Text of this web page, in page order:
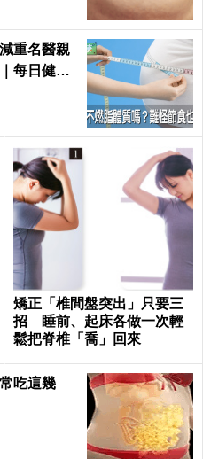
重名醫親
每日健康
矯正「椎間盤突出」只要三
招 睡前、起床各做一次輕
鬆把脊椎「喬」回來
吃這幾